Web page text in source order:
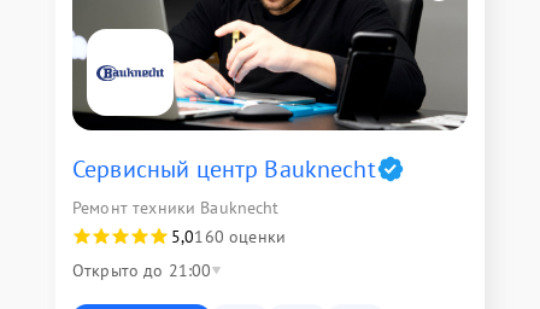
Сервисный центр Bauknecht
Ремонт техники Bauknecht
5,0160 оценки
Открыто до 21:00